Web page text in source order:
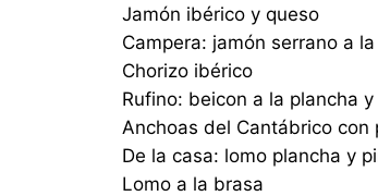
Jamón ibérico y queso
Campera: jamón serrano a
Chorizo ibérico
Rufino: beicon a la plancha
Anchoas del Cantábrico con
De la casa: lomo plancha y
Lomo a la brasa